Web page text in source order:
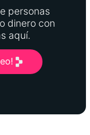
personas
dinero con
aquí.